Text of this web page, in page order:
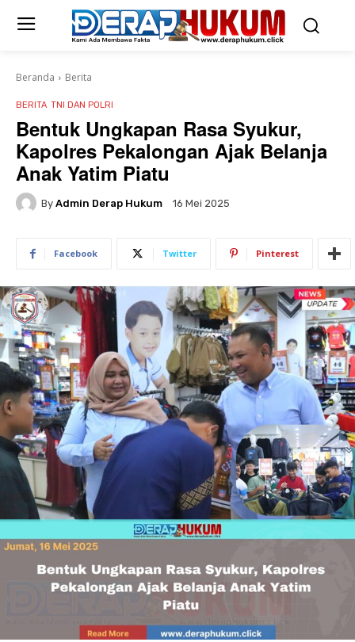
Beranda Berita
BERITA TNI DAN POLRI
Bentuk Ungkapan Rasa Syukur,
Kapolres Pekalongan Ajak Belanja
Anak Yatim Piatu
By Admin Derap Hukum 16 Mei 2025
Facebook Twitter Pinterest